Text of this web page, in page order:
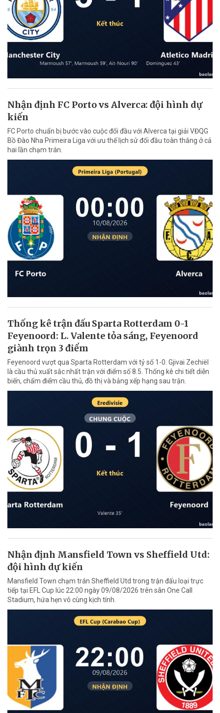
Nhận định FC Porto vs Alverca: đội hình dự
kiến
FC Porto chuẩn bị bước vào cuộc đối đầu với Alverca tại giải VĐQG
Bồ Đào Nha Primeira Liga với ưu thế lịch sử đối đầu toàn thắng ở cả
hai lần chạm trán.
Thống kê trận đấu Sparta Rotterdam 0-1
Feyenoord: L. Valente tỏa sáng, Feyenoord
giành trọn 3 điểm
Feyenoord vượt qua Sparta Rotterdam với tỷ số 1-0. Gjivai Zechiël
là cầu thủ xuất sắc nhất trận với điểm số 8.5. Thống kê chi tiết diễn
biến, chấm điểm cầu thủ, đồ thị và bảng xếp hạng sau trận.
Nhận định Mansfield Town vs Sheffield Utd:
đội hình dự kiến
Mansfield Town chạm trán Sheffield Utd trong trận đấu loại trực
tiếp tại EFL Cup lúc 22:00 ngày 09/08/2026 trên sân One Call
Stadium, hứa hẹn vô cùng kịch tính.